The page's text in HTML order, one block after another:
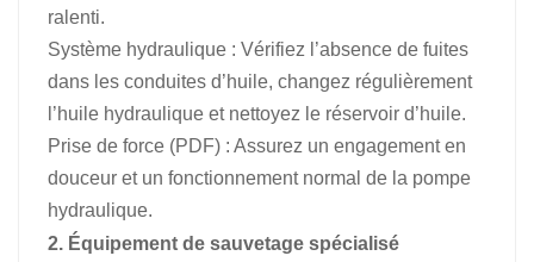
ralenti.
Système hydraulique : Vérifiez l’absence de fuites
dans les conduites d’huile, changez régulièrement
l’huile hydraulique et nettoyez le réservoir d’huile.
Prise de force (PDF) : Assurez un engagement en
douceur et un fonctionnement normal de la pompe
hydraulique.
2. Équipement de sauvetage spécialisé